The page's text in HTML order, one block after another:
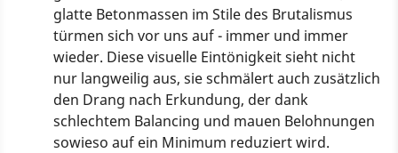
glatte Betonmassen im Stile des Brutalismus
türmen sich vor uns auf - immer und immer
wieder. Diese visuelle Eintönigkeit sieht nicht
nur langweilig aus, sie schmälert auch zusätzlich
den Drang nach Erkundung, der dank
schlechtem Balancing und mauen Belohnungen
sowieso auf ein Minimum reduziert wird.